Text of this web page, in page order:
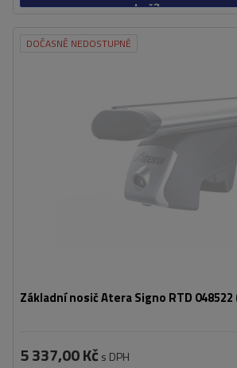
košíku
DOČASNĚ NEDOSTUPNÉ
Základní nosič Atera Signo RTD 048522
5 337,00 Kč s DPH